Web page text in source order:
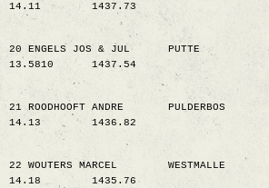
14.11
1437.73
20 ENGELS JOS & JUL PUTTE
13.5810
1437.54
21 ROODHOOFT ANDRE PULDERBOS
14.13
1436.82
22 WOUTERS MARCEL WESTMALLE
14.18
1435.76